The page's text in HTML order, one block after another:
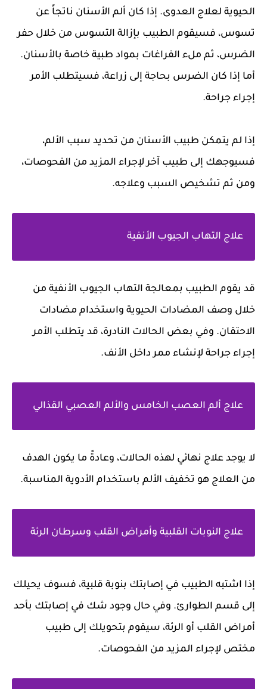
الحيوية لعلاج العدوى. إذا كان ألم الأسنان ناتجاً عن
تسوس، فسيقوم الطبيب بإزالة التسوس من خلال حفر
الضرس، ثم ملء الفراغات بمواد طبية خاصة بالأسنان.
أما إذا كان الضرس بحاجة إلى زراعة، فسيتطلب الأمر
إجراء جراحة.
إذا لم يتمكن طبيب الأسنان من تحديد سبب الألم،
فسيوجهك إلى طبيب آخر لإجراء المزيد من الفحوصات،
ومن ثم تشخيص السبب وعلاجه.
علاج التهاب الجيوب الأنفية
قد يقوم الطبيب بمعالجة التهاب الجيوب الأنفية من
خلال وصف المضادات الحيوية واستخدام مضادات
الاحتقان. وفي بعض الحالات النادرة، قد يتطلب الأمر
إجراء جراحة لإنشاء ممر داخل الأنف.
علاج ألم العصب الخامس والألم العصبي القذالي
لا يوجد علاج نهائي لهذه الحالات، وعادةً ما يكون الهدف
من العلاج هو تخفيف الألم باستخدام الأدوية المناسبة.
علاج النوبات القلبية وأمراض القلب وسرطان الرئة
إذا اشتبه الطبيب في إصابتك بنوبة قلبية، فسوف يحيلك
إلى قسم الطوارئ. وفي حال وجود شك في إصابتك بأحد
أمراض القلب أو الرئة، سيقوم بتحويلك إلى طبيب
مختص لإجراء المزيد من الفحوصات.